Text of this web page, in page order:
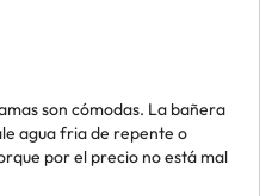
son cómodas. La bañera
agua fria de repente o
por el precio no está mal